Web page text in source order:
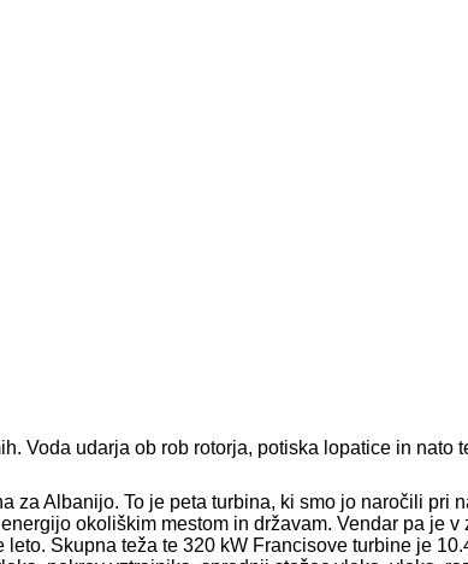
Voda udarja ob rob rotorja, potiska lopatice in
za Albanijo. To je peta turbina, ki smo jo naročili
okoliškim mestom in državam. Vendar pa je
Skupna teža te 320 kW Francisove turbine je